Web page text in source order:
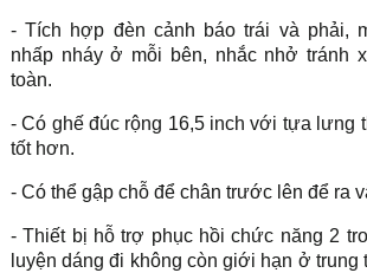
- Tích hợp đèn cảnh báo trái và phải,
nhấp nháy ở mỗi bên, nhắc nhở tránh
toàn.
- Có ghế đúc rộng 16,5 inch với tựa lưng
tốt hơn.
- Có thể gập chỗ để chân trước lên để ra
- Thiết bị hỗ trợ phục hồi chức năng 2
luyện dáng đi không còn giới hạn ở trung